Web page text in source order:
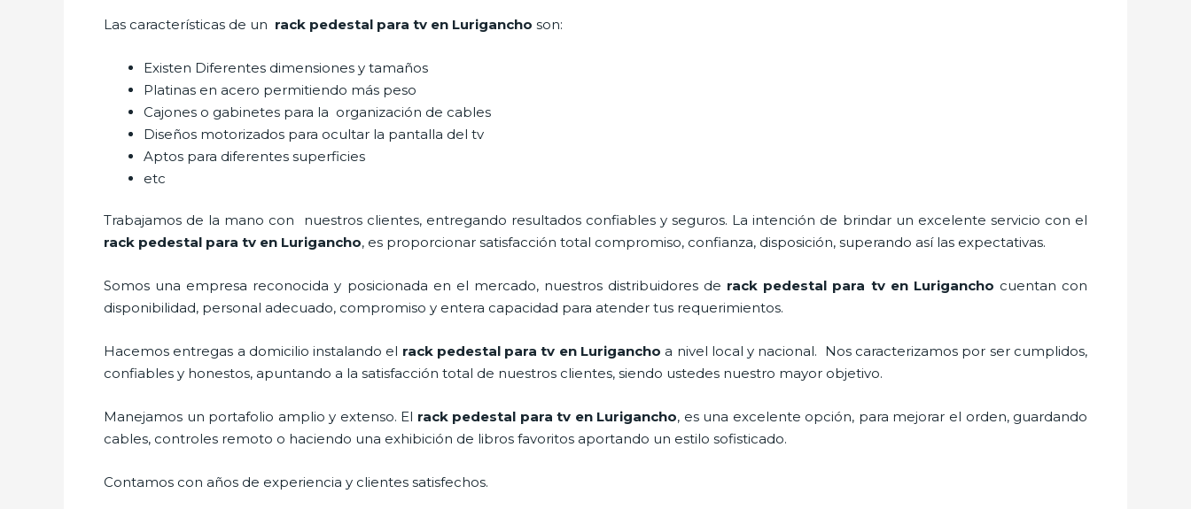
Las características de un rack pedestal para tv en Lurigancho son:
Existen Diferentes dimensiones y tamaños
Platinas en acero permitiendo más peso
Cajones o gabinetes para la organización de cables
Diseños motorizados para ocultar la pantalla del tv
Aptos para diferentes superficies
etc
Trabajamos de la mano con nuestros clientes, entregando resultados confiables y seguros. La intención de brindar un excelente servicio con el
rack pedestal para tv en Lurigancho, es proporcionar satisfacción total compromiso, confianza, disposición, superando así las expectativas.
Somos una empresa reconocida y posicionada en el mercado, nuestros distribuidores de rack pedestal para tven Lurigancho cuentan con
disponibilidad, personal adecuado, compromiso y entera capacidad para atender tus requerimientos.
Hacemos entregas a domicilio instalando el rack pedestal para tv en Lurigancho a nivel local y nacional. Nos caracterizamos por ser cumplidos,
confiables y honestos, apuntando a la satisfacción total de nuestros clientes, siendo ustedes nuestro mayor objetivo.
Manejamos un portafolio amplio y extenso. El rack pedestal para tv en Lurigancho, es una excelente opción, para mejorar el orden, guardando
cables, controles remoto o haciendo una exhibición de libros favoritos aportando un estilo sofisticado.
Contamos con años de experiencia y clientes satisfechos.